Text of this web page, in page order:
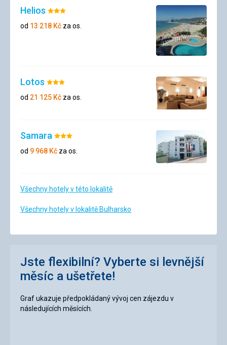
Helios Hodnocení:
3/5
od 13 218 Kč za os.
Lotos Hodnocení:
3/5
od 21 125 Kč za os.
SamaraHodnocení:
3/5
od 9 968 Kč za os.
Všechny hotely v této lokalitě
Všechny hotely v lokalitě Bulharsko
Jste flexibilní? Vyberte si levnější
měsíc a ušetřete!
Graf ukazuje předpokládaný vývoj cen zájezdu v
následujících měsících.